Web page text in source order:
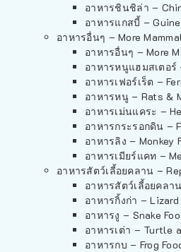
อาหารชินชิล่า –
อาหารแกสบี้ –
อาหารอื่นๆ – More
อาหารอื่นๆ – More
อาหารหนูแฮมสเตอร์
อาหารเฟอร์เร็ต –
อาหารหนู – Rats &
อาหารเม่นแคระ –
อาหารกระรอกดิน –
อาหารลิง – Monkey
อาหารเมียร์แคท –
อาหารสัตว์เลี้อยคลาน –
อาหารสัตว์เลี้อยคลา
อาหารกิ้งก่า – Lizard
อาหารงู – Snake
อาหารเต่า – Turtle
อาหารกบ – Frog